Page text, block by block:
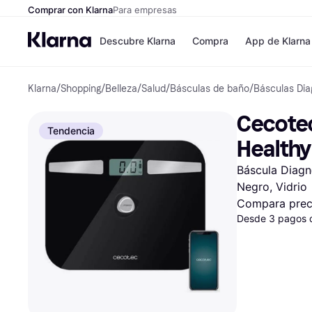
Comprar con KlarnaPara empresas
Descubre Klarna
Formas de
Paga ahora
Paga en 3 plazos
Paga en 30 días
Financiación
Klarna en Apple
Compra
Tiendas
Shein
Zalando
Zara
JD Sports
Directorio de
App de Klarna
Klarna/Shopping/Belleza/Salud/Básculas de baño/Básculas
Tendencia
Báscula
Negro, Vidrio
Compara
Desde 3 pagos